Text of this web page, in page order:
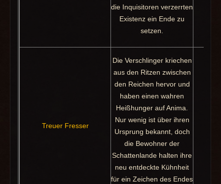
die Inquisitoren verzerrten
Existenz ein Ende zu
setzen.
Treuer Fresser
Die Verschlinger kriechen
aus den Ritzen zwischen
den Reichen hervor und
haben einen wahren
Heißhunger auf Anima.
Nur wenig ist über ihren
Ursprung bekannt, doch
die Bewohner der
Schattenlande halten ihre
neu entdeckte Kühnheit
für ein Zeichen des Endes